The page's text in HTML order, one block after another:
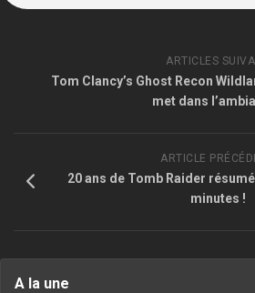
ARTICLES
Tom Clancy’s Ghost Recon
met dans
ARTICLE
20 ans de Tomb Raider
minutes !
A la une